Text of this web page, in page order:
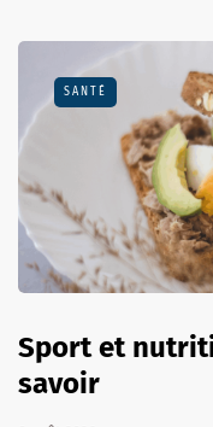
SANTÉ
Sport et
savoir